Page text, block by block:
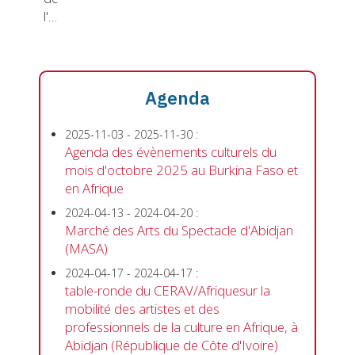
l'…
Agenda
2025-11-03 - 2025-11-30 :
Agenda des évènements culturels du
mois d'octobre 2025 au Burkina Faso et
en Afrique
2024-04-13 - 2024-04-20 :
Marché des Arts du Spectacle d'Abidjan
(MASA)
2024-04-17 - 2024-04-17 :
table-ronde du CERAV/Afriquesur la
mobilité des artistes et des
professionnels de la culture en Afrique, à
Abidjan (République de Côte d'Ivoire)